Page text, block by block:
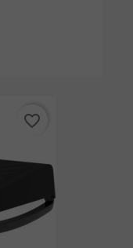
favorite_border